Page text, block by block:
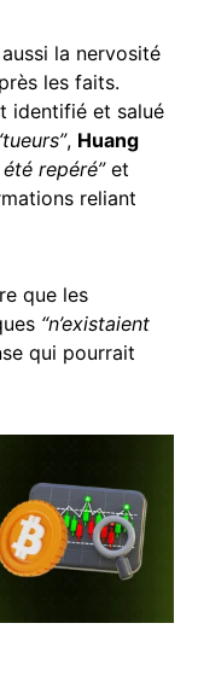
la nervosité
les faits.
identifié et salué
, Huang
repéré”et
reliant
que les
“n’existaient
qui pourrait